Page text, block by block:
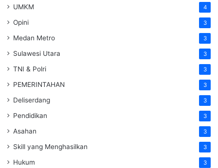
UMKM 4
Opini 3
Medan Metro 3
Sulawesi Utara 3
TNI & Polri 3
PEMERINTAHAN 3
Deliserdang 3
Pendidikan 3
Asahan 3
Skill yang Menghasilkan 3
Hukum 3